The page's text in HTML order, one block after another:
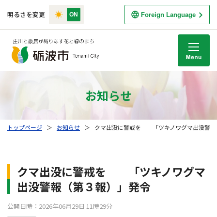
明るさを変更 Foreign Language
お知らせ
トップページ ＞ お知らせ ＞ クマ出没に警戒を 「ツキノワグマ出没警報
クマ出没に警戒を 「ツキノワグマ
出没警報（第３報）」発令
公開日時：2026年06月29日 11時29分